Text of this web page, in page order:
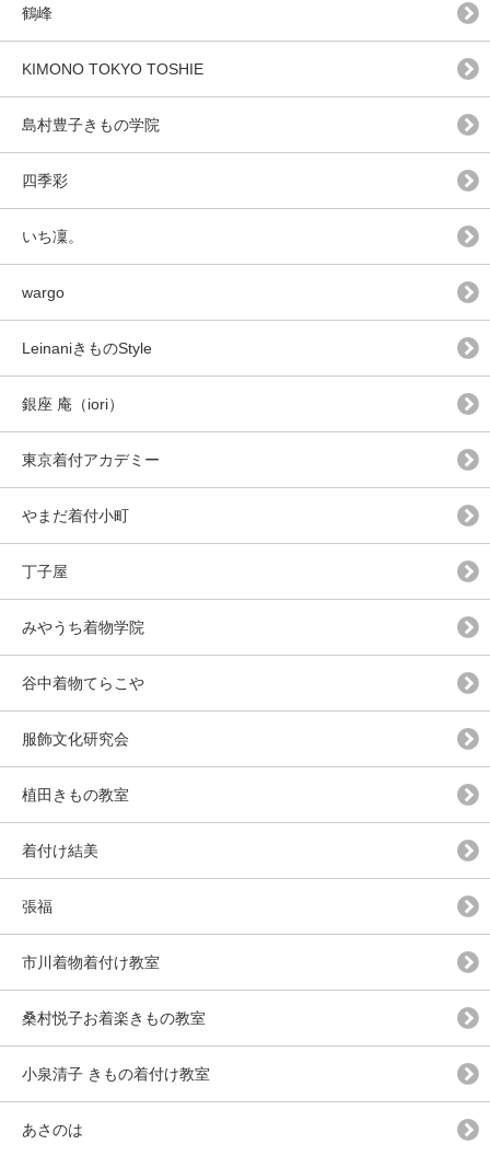
鶴峰
KIMONO TOKYO TOSHIE
島村豊子きもの学院
四季彩
いち凜。
wargo
LeinaniきものStyle
銀座 庵（iori）
東京着付アカデミー
やまだ着付小町
丁子屋
みやうち着物学院
谷中着物てらこや
服飾文化研究会
植田きもの教室
着付け結美
張福
市川着物着付け教室
桑村悦子お着楽きもの教室
小泉清子 きもの着付け教室
あさのは